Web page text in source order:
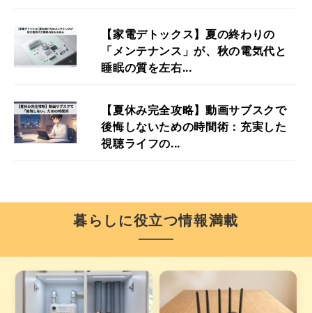
【家電デトックス】夏の終わりの
「メンテナンス」が、秋の電気代と
睡眠の質を左右...
【夏休み完全攻略】動画サブスクで
後悔しないための時間術：充実した
視聴ライフの...
暮らしに役立つ情報満載